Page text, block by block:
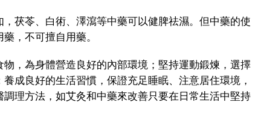
苓、白術、澤瀉等中藥可以健脾祛濕。但中藥的使
，不可擅自用藥。
為身體營造良好的內部環境；堅持運動鍛煉，選擇
成良好的生活習慣，保證充足睡眠、注意居住環境，
理方法，如艾灸和中藥來改善只要在日常生活中堅持